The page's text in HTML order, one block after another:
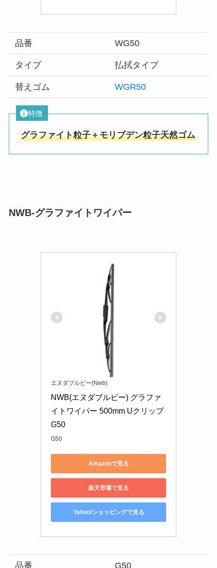
品番 WG50
タイプ 払拭タイプ
替えゴム WGR50
特徴
グラファイト粒子＋モリブデン粒子天然ゴム
NWB-グラファイトワイパー
エヌダブルビー(Nwb)
NWB(エヌダブルビー) グラファ
イトワイパー 500mm Uクリップ
G50
G50
Amazonで見る
楽天市場で見る
Yahoo!ショッピングで見る
品番 G50